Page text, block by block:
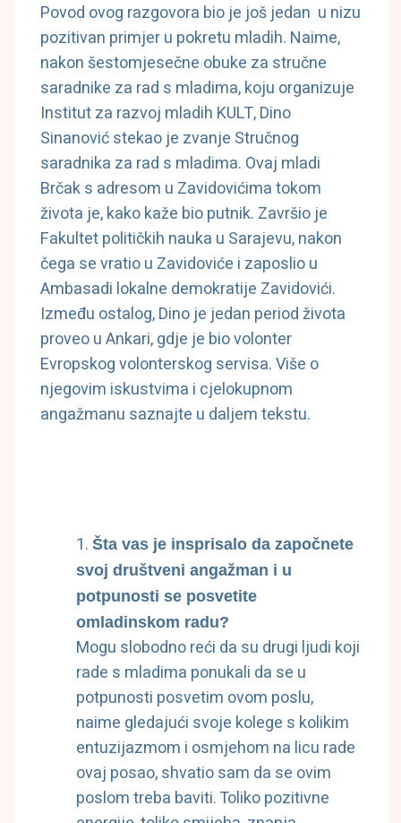
Povod ovog razgovora bio je još jedan u nizu
pozitivan primjer u pokretu mladih. Naime,
nakon šestomjesečne obuke za stručne
saradnike za rad s mladima, koju organizuje
Institut za razvoj mladih KULT, Dino
Sinanović stekao je zvanje Stručnog
saradnika za rad s mladima. Ovaj mladi
Brčak s adresom u Zavidovićima tokom
života je, kako kaže bio putnik. Završio je
Fakultet političkih nauka u Sarajevu, nakon
čega se vratio u Zavidoviće i zaposlio u
Ambasadi lokalne demokratije Zavidovići.
Između ostalog, Dino je jedan period života
proveo u Ankari, gdje je bio volonter
Evropskog volonterskog servisa. Više o
njegovim iskustvima i cjelokupnom
angažmanu saznajte u daljem tekstu.
Šta vas je insprisalo da započnete
svoj društveni angažman i u
potpunosti se posvetite
omladinskom radu?
Mogu slobodno reći da su drugi ljudi koji
rade s mladima ponukali da se u
potpunosti posvetim ovom poslu,
naime gledajući svoje kolege s kolikim
entuzijazmom i osmjehom na licu rade
ovaj posao, shvatio sam da se ovim
poslom treba baviti. Toliko pozitivne